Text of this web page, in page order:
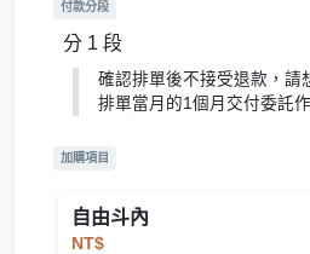
付款分段
分 1 段
確認排單後不接受退款，請
排單當月的1個月交付委託
加購項目
自由斗內
NT$